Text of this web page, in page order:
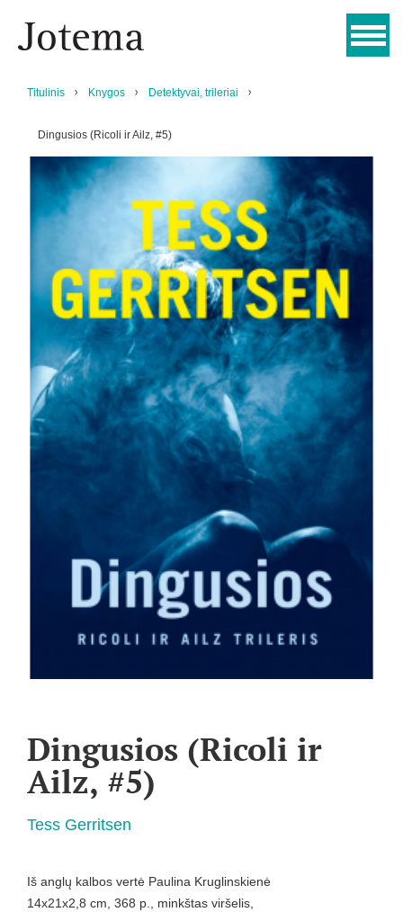
Titulinis Knygos Detektyvai, trileriai
Dingusios (Ricoli ir Ailz, #5)
Dingusios (Ricoli ir
Ailz, #5)
Tess Gerritsen
Iš anglų kalbos vertė Paulina Kruglinskienė
14x21x2,8 cm, 368 p., minkštas viršelis,